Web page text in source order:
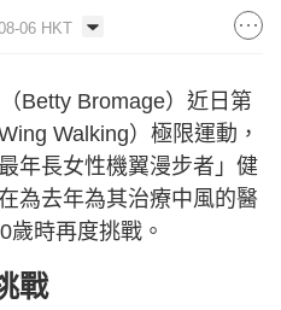
06 HKT
Betty Bromage）近日第
Walking）極限運動，
年長女性機翼漫步者」健
為去年為其治療中風的醫
歲時再度挑戰。
戰